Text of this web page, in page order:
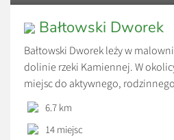
Bałtowski Dworek
Bałtowski Dworek leży w
dolinie rzeki Kamiennej. W
miejsc do aktywnego,
gospodarstwo specjalizuje się w
wiśniowych jak i jabłkowych i
gospodarz pasjonuje się
6.7 km
14 miejsc